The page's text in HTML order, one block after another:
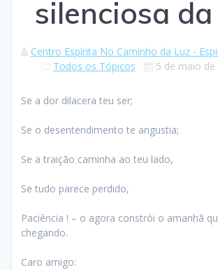
silenciosa
Centro Espírita No Caminho da Luz -
Todos os Tópicos
5 de maio de
Se a dor dilacera teu ser;
Se o desentendimento te angustia;
Se a traição caminha ao teu lado,
Se tudo parece perdido,
Paciência ! – o agora constrói o amanhã
chegando.
Caro amigo: